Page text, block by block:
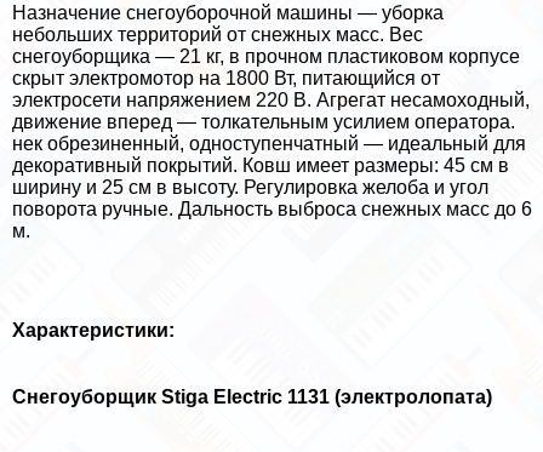
Назначение снегоуборочной машины — уборка
небольших территорий от снежных масс. Вес
снегоуборщика — 21 кг, в прочном пластиковом корпусе
скрыт электромотор на 1800 Вт, питающийся от
электросети напряжением 220 В. Агрегат несамоходный,
движение вперед — толкательным усилием оператора.
нек обрезиненный, одноступенчатный — идеальный для
декоративный покрытий. Ковш имеет размеры: 45 см в
ширину и 25 см в высоту. Регулировка желоба и угол
поворота ручные. Дальность выброса снежных масс до 6
м.
Хаpaктеристики:
Снегоуборщик Stiga Electric 1131 (электролопата)